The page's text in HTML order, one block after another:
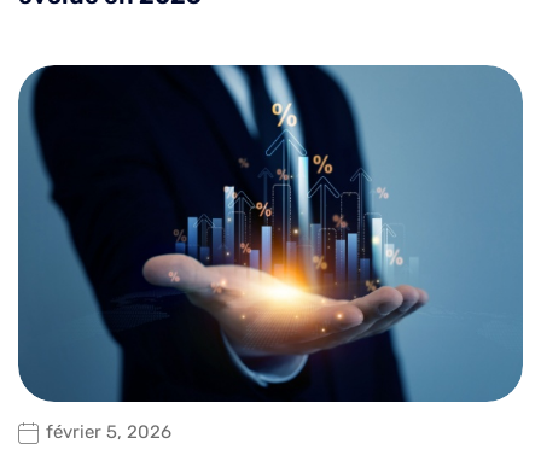
février 5, 2026